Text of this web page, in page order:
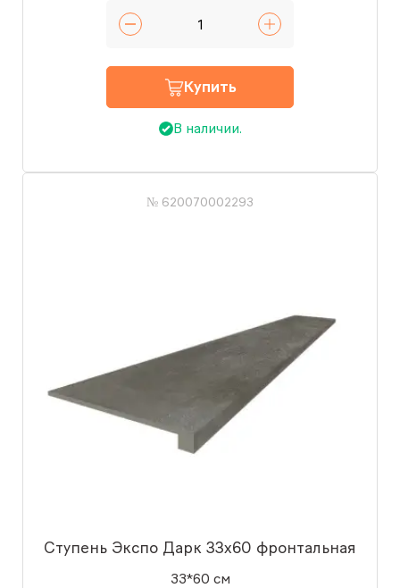
Купить
В наличии.
№ 620070002293
Ступень Экспо Дарк 33x60 фронтальная
33*60 см